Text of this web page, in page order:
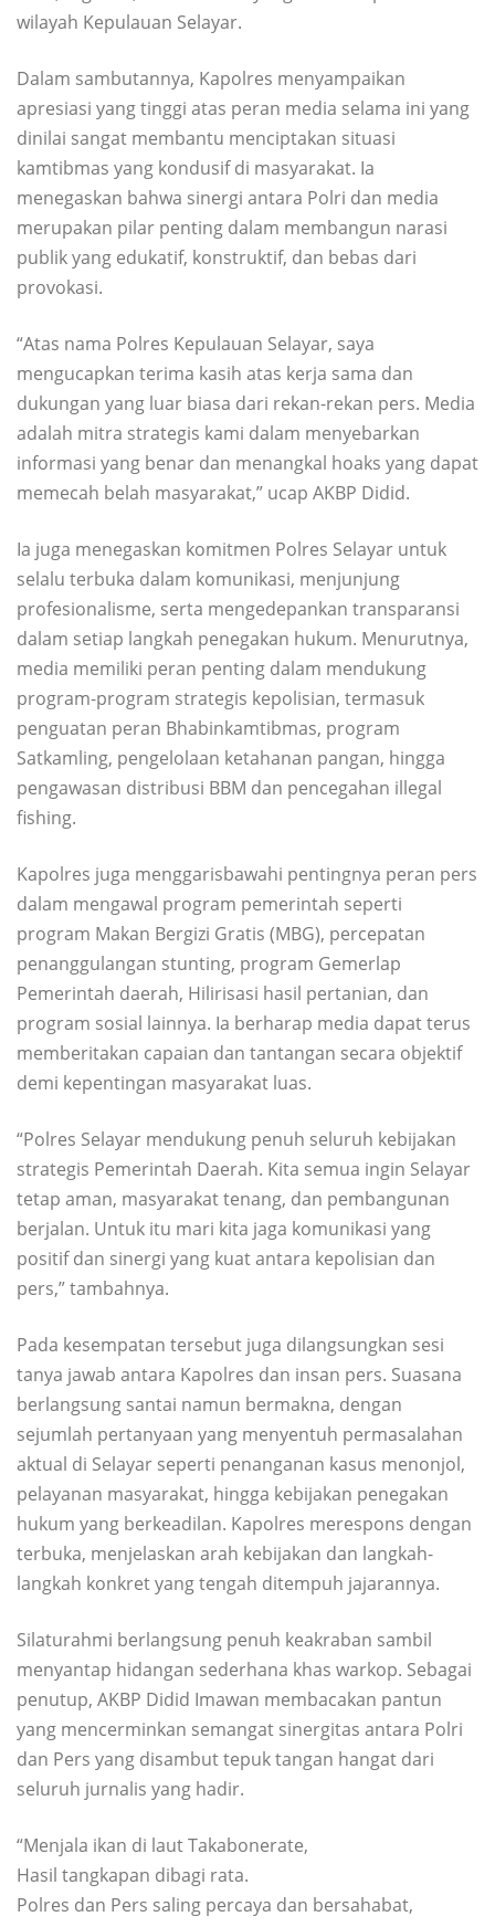
wilayah Kepulauan Selayar.
Dalam sambutannya, Kapolres menyampaikan
apresiasi yang tinggi atas peran media selama ini yang
dinilai sangat membantu menciptakan situasi
kamtibmas yang kondusif di masyarakat. Ia
menegaskan bahwa sinergi antara Polri dan media
merupakan pilar penting dalam membangun narasi
publik yang edukatif, konstruktif, dan bebas dari
provokasi.
“Atas nama Polres Kepulauan Selayar, saya
mengucapkan terima kasih atas kerja sama dan
dukungan yang luar biasa dari rekan-rekan pers. Media
adalah mitra strategis kami dalam menyebarkan
informasi yang benar dan menangkal hoaks yang dapat
memecah belah masyarakat,” ucap AKBP Didid.
Ia juga menegaskan komitmen Polres Selayar untuk
selalu terbuka dalam komunikasi, menjunjung
profesionalisme, serta mengedepankan transparansi
dalam setiap langkah penegakan hukum. Menurutnya,
media memiliki peran penting dalam mendukung
program-program strategis kepolisian, termasuk
penguatan peran Bhabinkamtibmas, program
Satkamling, pengelolaan ketahanan pangan, hingga
pengawasan distribusi BBM dan pencegahan illegal
fishing.
Kapolres juga menggarisbawahi pentingnya peran pers
dalam mengawal program pemerintah seperti
program Makan Bergizi Gratis (MBG), percepatan
penanggulangan stunting, program Gemerlap
Pemerintah daerah, Hilirisasi hasil pertanian, dan
program sosial lainnya. Ia berharap media dapat terus
memberitakan capaian dan tantangan secara objektif
demi kepentingan masyarakat luas.
“Polres Selayar mendukung penuh seluruh kebijakan
strategis Pemerintah Daerah. Kita semua ingin Selayar
tetap aman, masyarakat tenang, dan pembangunan
berjalan. Untuk itu mari kita jaga komunikasi yang
positif dan sinergi yang kuat antara kepolisian dan
pers,” tambahnya.
Pada kesempatan tersebut juga dilangsungkan sesi
tanya jawab antara Kapolres dan insan pers. Suasana
berlangsung santai namun bermakna, dengan
sejumlah pertanyaan yang menyentuh permasalahan
aktual di Selayar seperti penanganan kasus menonjol,
pelayanan masyarakat, hingga kebijakan penegakan
hukum yang berkeadilan. Kapolres merespons dengan
terbuka, menjelaskan arah kebijakan dan langkah-
langkah konkret yang tengah ditempuh jajarannya.
Silaturahmi berlangsung penuh keakraban sambil
menyantap hidangan sederhana khas warkop. Sebagai
penutup, AKBP Didid Imawan membacakan pantun
yang mencerminkan semangat sinergitas antara Polri
dan Pers yang disambut tepuk tangan hangat dari
seluruh jurnalis yang hadir.
“Menjala ikan di laut Takabonerate,
Hasil tangkapan dibagi rata.
Polres dan Pers saling percaya dan bersahabat,